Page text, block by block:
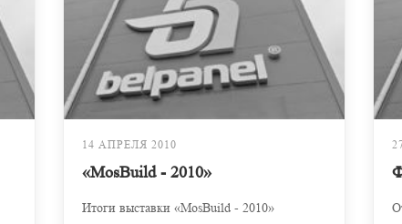
14 АПРЕЛЯ 2010
«MosBuild - 2010»
Итоги выставки «MosBuild - 2010»